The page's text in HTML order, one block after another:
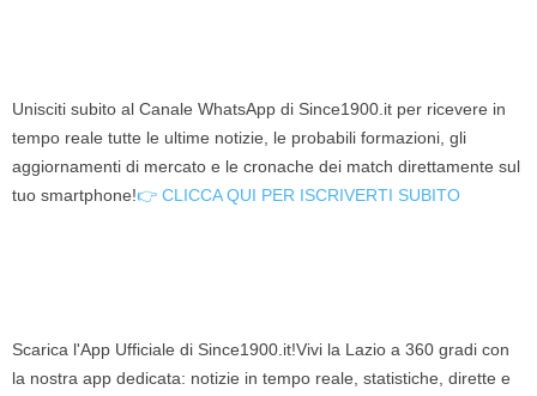
Unisciti subito al Canale WhatsApp di Since1900.it per ricevere in
tempo reale tutte le ultime notizie, le probabili formazioni, gli
aggiornamenti di mercato e le cronache dei match direttamente sul
tuo smartphone!👉 CLICCA QUI PER ISCRIVERTI SUBITO
Scarica l'App Ufficiale di Since1900.it!Vivi la Lazio a 360 gradi con
la nostra app dedicata: notizie in tempo reale, statistiche, dirette e